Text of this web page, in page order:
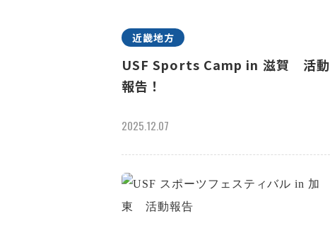
近畿地方
USF Sports Camp in 滋賀 活動
報告！
2025.12.07